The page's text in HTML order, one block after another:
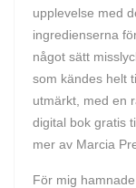
upplevelse med
ingredienserna
något sätt
som kändes helt
utmärkt, med en
digital bok gratis
mer av Marcia
För mig